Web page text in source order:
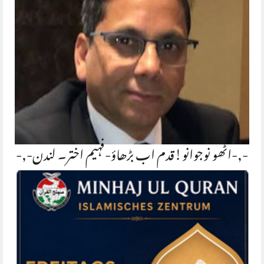
-,-اٹھو نوجوانو!قدم اب بڑھاؤ-فہیم اختر۔ لندن-,-